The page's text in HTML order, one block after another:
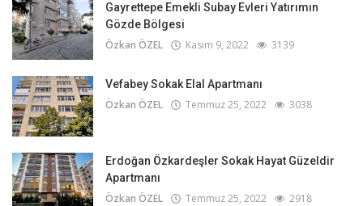
Gayrettepe Emekli Subay Evleri Yatırımın
Gözde Bölgesi
Özkan ÖZEL Kasım 9, 2022 3139
Vefabey Sokak Elal Apartmanı
Özkan ÖZEL Temmuz 25, 2022 3038
Erdoğan Özkardeşler Sokak Hayat Güzeldir
Apartmanı
Özkan ÖZEL Temmuz 25, 2022 2918